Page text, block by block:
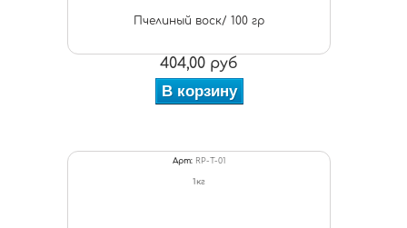
Пчелиный воск/ 100 гр
404,00 руб
В корзину
Арт: RP-Т-01
1кг